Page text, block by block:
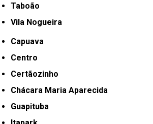
Taboão
Vila Nogueira
Capuava
Centro
Certãozinho
Chácara Maria Aparecida
Guapituba